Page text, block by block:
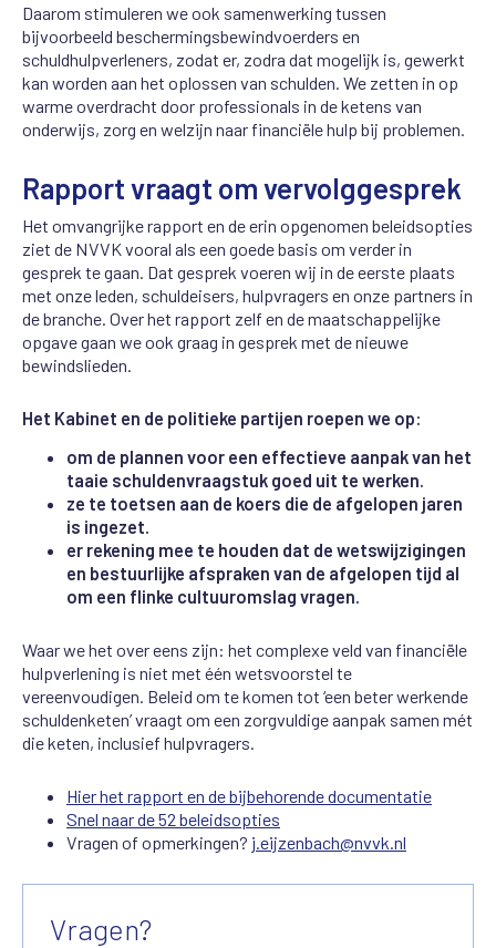
Daarom stimuleren we ook samenwerking tussen
bijvoorbeeld beschermingsbewindvoerders en
schuldhulpverleners, zodat er, zodra dat mogelijk is, gewerkt
kan worden aan het oplossen van schulden. We zetten in op
warme overdracht door professionals in de ketens van
onderwijs, zorg en welzijn naar financiële hulp bij problemen.
Rapport vraagt om vervolggesprek
Het omvangrijke rapport en de erin opgenomen beleidsopties
ziet de NVVK vooral als een goede basis om verder in
gesprek te gaan. Dat gesprek voeren wij in de eerste plaats
met onze leden, schuldeisers, hulpvragers en onze partners in
de branche. Over het rapport zelf en de maatschappelijke
opgave gaan we ook graag in gesprek met de nieuwe
bewindslieden.
Het Kabinet en de politieke partijen roepen we op:
om de plannen voor een effectieve aanpak van het
taaie schuldenvraagstuk goed uit te werken.
ze te toetsen aan de koers die de afgelopen jaren
is ingezet.
er rekening mee te houden dat de wetswijzigingen
en bestuurlijke afspraken van de afgelopen tijd al
om een flinke cultuuromslag vragen.
Waar we het over eens zijn: het complexe veld van financiële
hulpverlening is niet met één wetsvoorstel te
vereenvoudigen. Beleid om te komen tot ‘een beter werkende
schuldenketen’ vraagt om een zorgvuldige aanpak samen mét
die keten, inclusief hulpvragers.
Hier het rapport en de bijbehorende documentatie
Snel naar de 52 beleidsopties
Vragen of opmerkingen? j.eijzenbach@nvvk.nl
Vragen?